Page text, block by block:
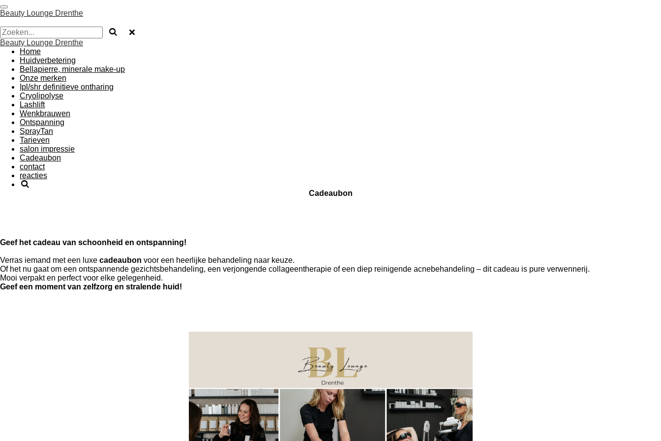
Ga
direct
naar
de
hoofdinhoud
Beauty Lounge Drenthe
Beauty Lounge Drenthe
Home
Huidverbetering
Bellapierre, minerale make-up
Onze merken
Ipl/shr definitieve ontharing
Cryolipolyse
Lashlift
Wenkbrauwen
Ontspanning
SprayTan
Tarieven
salon impressie
Cadeaubon
contact
reacties
Cadeaubon
Geef het cadeau van schoonheid en ontspanning!
Verras iemand met een luxe cadeaubon voor een heerlijke behandeling naar keuze.
Of het nu gaat om een ontspannende gezichtsbehandeling, een verjongende collageentherapie of een diep reinigende acnebehandeling – dit cadeau is pure verwennerij.
Mooi verpakt en perfect voor elke gelegenheid.
Geef een moment van zelfzorg en stralende huid!